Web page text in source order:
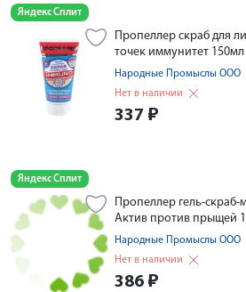
Яндекс Сплит
Пропеллер скраб для
точек иммунитет 150мл
Народные Промыслы ООО
Нет в наличии
337 ₽
Яндекс Сплит
Пропеллер гель-скраб-
Актив против прыщей
Народные Промыслы ООО
Нет в наличии
386 ₽